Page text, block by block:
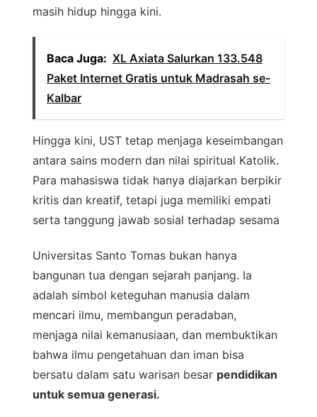
masih hidup hingga kini.
Baca Juga: XL Axiata Salurkan 133.548
Paket Internet Gratis untuk Madrasah se-
Kalbar
Hingga kini, UST tetap menjaga keseimbangan
antara sains modern dan nilai spiritual Katolik.
Para mahasiswa tidak hanya diajarkan berpikir
kritis dan kreatif, tetapi juga memiliki empati
serta tanggung jawab sosial terhadap sesama
Universitas Santo Tomas bukan hanya
bangunan tua dengan sejarah panjang. Ia
adalah simbol keteguhan manusia dalam
mencari ilmu, membangun peradaban,
menjaga nilai kemanusiaan, dan membuktikan
bahwa ilmu pengetahuan dan iman bisa
bersatu dalam satu warisan besar pendidikan
untuk semua generasi.